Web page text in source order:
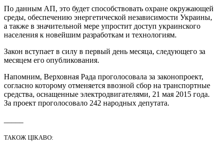
По данным АП, это будет способствовать охране окружающей
среды, обеспечению энергетической независимости Украины,
а также в значительной мере упростит доступ украинского
населения к новейшим разработкам и технологиям.
Закон вступает в силу в первый день месяца, следующего за
месяцем его опубликования.
Напомним, Верховная Рада проголосовала за законопроект,
согласно которому отменяется ввозной сбор на транспортные
средства, оснащенные электродвигателями, 21 мая 2015 года.
За проект проголосовало 242 народных депутата.
ТАКОЖ ЦІКАВО: